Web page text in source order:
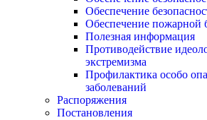
Обеспечение
Обеспечение пожарной
Полезная информация
Противодействие
экстремизма
Профилактика особо
заболеваний
Распоряжения
Постановления